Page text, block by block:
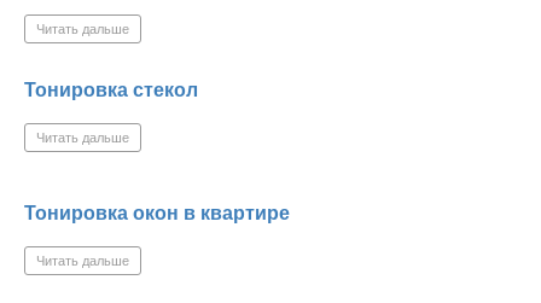
Читать дальше
Тонировка стекол
Читать дальше
Тонировка окон в квартире
Читать дальше